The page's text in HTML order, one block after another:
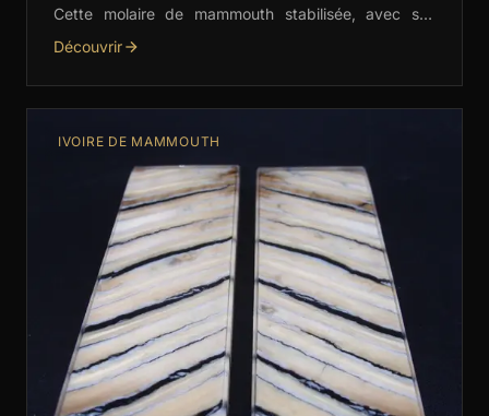
Cette molaire de mammouth stabilisée, avec ses
motifs crème élégants, est idéale pour les manches
Découvrir
IVOIRE DE MAMMOUTH